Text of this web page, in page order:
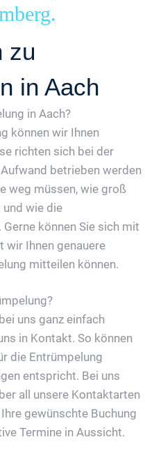
zu
in Aach
in Aach?
können wir Ihnen
richten sich bei der
betrieben werden
weg müssen, wie groß
und wie die
können Sie sich mit
wir Ihnen genauere
mitteilen können.
uns ganz einfach
in Kontakt. So können
die Entrümpelung
entspricht. Bei uns
all unsere Kontaktarten
gewünschte Buchung
Termine in Aussicht.